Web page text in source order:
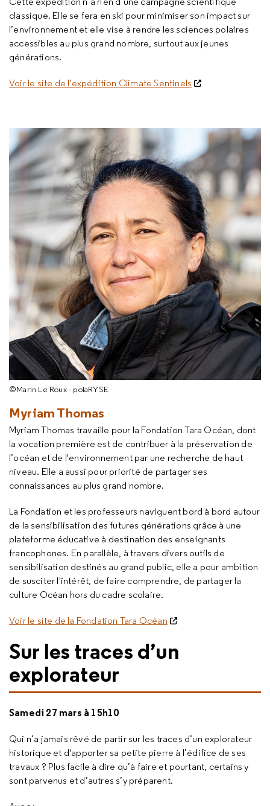
classique. Elle se fera en ski pour minimiser son impact sur
l’environnement et elle vise à rendre les sciences polaires
accessibles au plus grand nombre, surtout aux jeunes
générations.
Voir le site de l'expédition Climate Sentinels
©Marin Le Roux - polaRYSE
Myriam Thomas
Myriam Thomas travaille pour la Fondation Tara Océan, dont
la vocation première est de contribuer à la préservation de
l’océan et de l'environnement par une recherche de haut
niveau. Elle a aussi pour priorité de partager ses
connaissances au plus grand nombre.
La Fondation et les professeurs naviguent bord à bord autour
de la sensibilisation des futures générations grâce à une
plateforme éducative à destination des enseignants
francophones. En parallèle, à travers divers outils de
sensibilisation destinés au grand public, elle a pour ambition
de susciter l'intérêt, de faire comprendre, de partager la
culture Océan hors du cadre scolaire.
Voir le site de la Fondation Tara Océan
Sur les traces d’un
explorateur
Samedi 27 mars à 15h10
Qui n’a jamais rêvé de partir sur les traces d’un explorateur
historique et d'apporter sa petite pierre à l’édifice de ses
travaux ? Plus facile à dire qu’à faire et pourtant, certains y
sont parvenus et d’autres s’y préparent.